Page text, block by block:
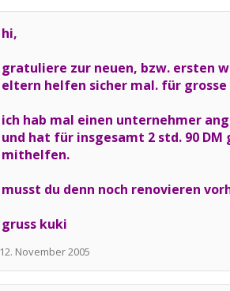
hi,
gratuliere zur neuen, bzw. ersten
eltern helfen sicher mal. für
ich hab mal einen unternehmer
und hat für insgesamt 2 std. 90
mithelfen.
musst du denn noch renovieren
gruss kuki
12. November 2005